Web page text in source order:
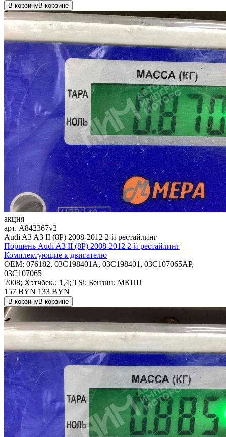
В корзинуВ корзине
акция
арт. A842367v2
Audi A3 A3 II (8P) 2008-2012 2-й рестайлинг
Поршень Audi A3 II (8P) 2008-2012 2-й рестайлинг
Комплектующие к двигателю
OEM: 076182, 03C198401A, 03C198401, 03C107065AP,
03C107065
2008; Хэтчбек.; 1,4; TSi; Бензин; МКПП
157 BYN 133 BYN
В корзинуВ корзине